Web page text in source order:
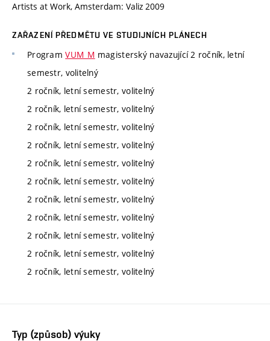
Artists at Work, Amsterdam: Valiz 2009
ZAŘAZENÍ PŘEDMĚTU VE STUDIJNÍCH PLÁNECH
ProgramVUM_M magisterský navazující 2 ročník, letní
semestr, volitelný
2 ročník, letní semestr, volitelný
2 ročník, letní semestr, volitelný
2 ročník, letní semestr, volitelný
2 ročník, letní semestr, volitelný
2 ročník, letní semestr, volitelný
2 ročník, letní semestr, volitelný
2 ročník, letní semestr, volitelný
2 ročník, letní semestr, volitelný
2 ročník, letní semestr, volitelný
2 ročník, letní semestr, volitelný
2 ročník, letní semestr, volitelný
Typ (způsob) výuky